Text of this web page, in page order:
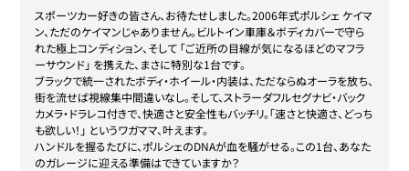
スポーツカー好きの皆さん、お待たせしました。2006年式ポルシェ ケイマ
ン、ただのケイマンじゃありません。ビルトイン車庫＆ボディカバーで守ら
れた極上コンディション、そして 「ご近所の目線が気になるほどのマフラ
ーサウンド」 を携えた、まさに特別な1台です。
ブラックで統一されたボディ・ホイール・内装は、ただならぬオーラを放ち、
街を流せば視線集中間違いなし。そして、ストラーダフルセグナビ・バック
カメラ・ドラレコ付きで、快適さと安全性もバッチリ。「速さと快適さ、どっち
も欲しい！」 というワガママ、叶えます。
ハンドルを握るたびに、ポルシェのDNAが血を騒がせる。この1台、あなた
のガレージに迎える準備はできていますか？